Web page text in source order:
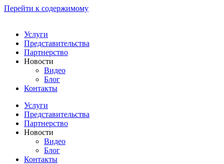
Перейти к содержимому
Услуги
Представительства
Партнерство
Новости
Видео
Блог
Контакты
Услуги
Представительства
Партнерство
Новости
Видео
Блог
Контакты